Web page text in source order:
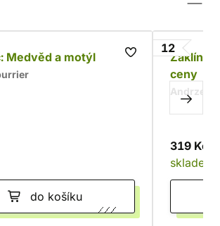
Medvěd a motýl
do košíku
12
ceny
Andrzej
319 Kč
skladem